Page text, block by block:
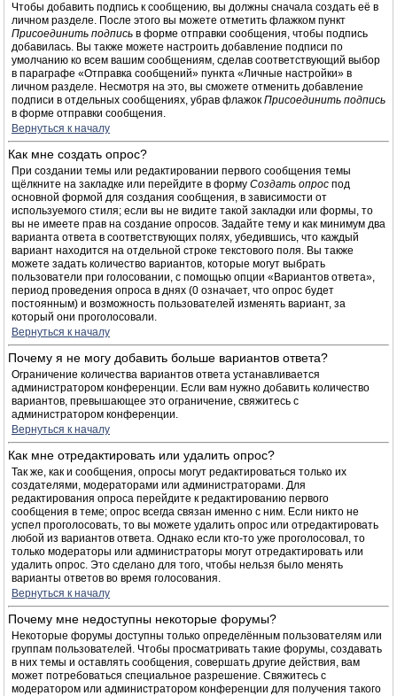
Чтобы добавить подпись к сообщению, вы должны сначала создать её в
личном разделе. После этого вы можете отметить флажком пункт
Присоединить подпись в форме отправки сообщения, чтобы подпись
добавилась. Вы также можете настроить добавление подписи по
умолчанию ко всем вашим сообщениям, сделав соответствующий выбор
в параграфе «Отправка сообщений» пункта «Личные настройки» в
личном разделе. Несмотря на это, вы сможете отменить добавление
подписи в отдельных сообщениях, убрав флажок Присоединить подпись
в форме отправки сообщения.
Вернуться к началу
Как мне создать опрос?
При создании темы или редактировании первого сообщения темы
щёлкните на закладке или перейдите в форму Создать опрос под
основной формой для создания сообщения, в зависимости от
используемого стиля; если вы не видите такой закладки или формы, то
вы не имеете прав на создание опросов. Задайте тему и как минимум два
варианта ответа в соответствующих полях, убедившись, что каждый
вариант находится на отдельной строке текстового поля. Вы также
можете задать количество вариантов, которые могут выбрать
пользователи при голосовании, с помощью опции «Вариантов ответа»,
период проведения опроса в днях (0 означает, что опрос будет
постоянным) и возможность пользователей изменять вариант, за
который они проголосовали.
Вернуться к началу
Почему я не могу добавить больше вариантов ответа?
Ограничение количества вариантов ответа устанавливается
администратором конференции. Если вам нужно добавить количество
вариантов, превышающее это ограничение, свяжитесь с
администратором конференции.
Вернуться к началу
Как мне отредактировать или удалить опрос?
Так же, как и сообщения, опросы могут редактироваться только их
создателями, модераторами или администраторами. Для
редактирования опроса перейдите к редактированию первого
сообщения в теме; опрос всегда связан именно с ним. Если никто не
успел проголосовать, то вы можете удалить опрос или отредактировать
любой из вариантов ответа. Однако если кто-то уже проголосовал, то
только модераторы или администраторы могут отредактировать или
удалить опрос. Это сделано для того, чтобы нельзя было менять
варианты ответов во время голосования.
Вернуться к началу
Почему мне недоступны некоторые форумы?
Некоторые форумы доступны только определённым пользователям или
группам пользователей. Чтобы просматривать такие форумы, создавать
в них темы и оставлять сообщения, совершать другие действия, вам
может потребоваться специальное разрешение. Свяжитесь с
модератором или администратором конференции для получения такого